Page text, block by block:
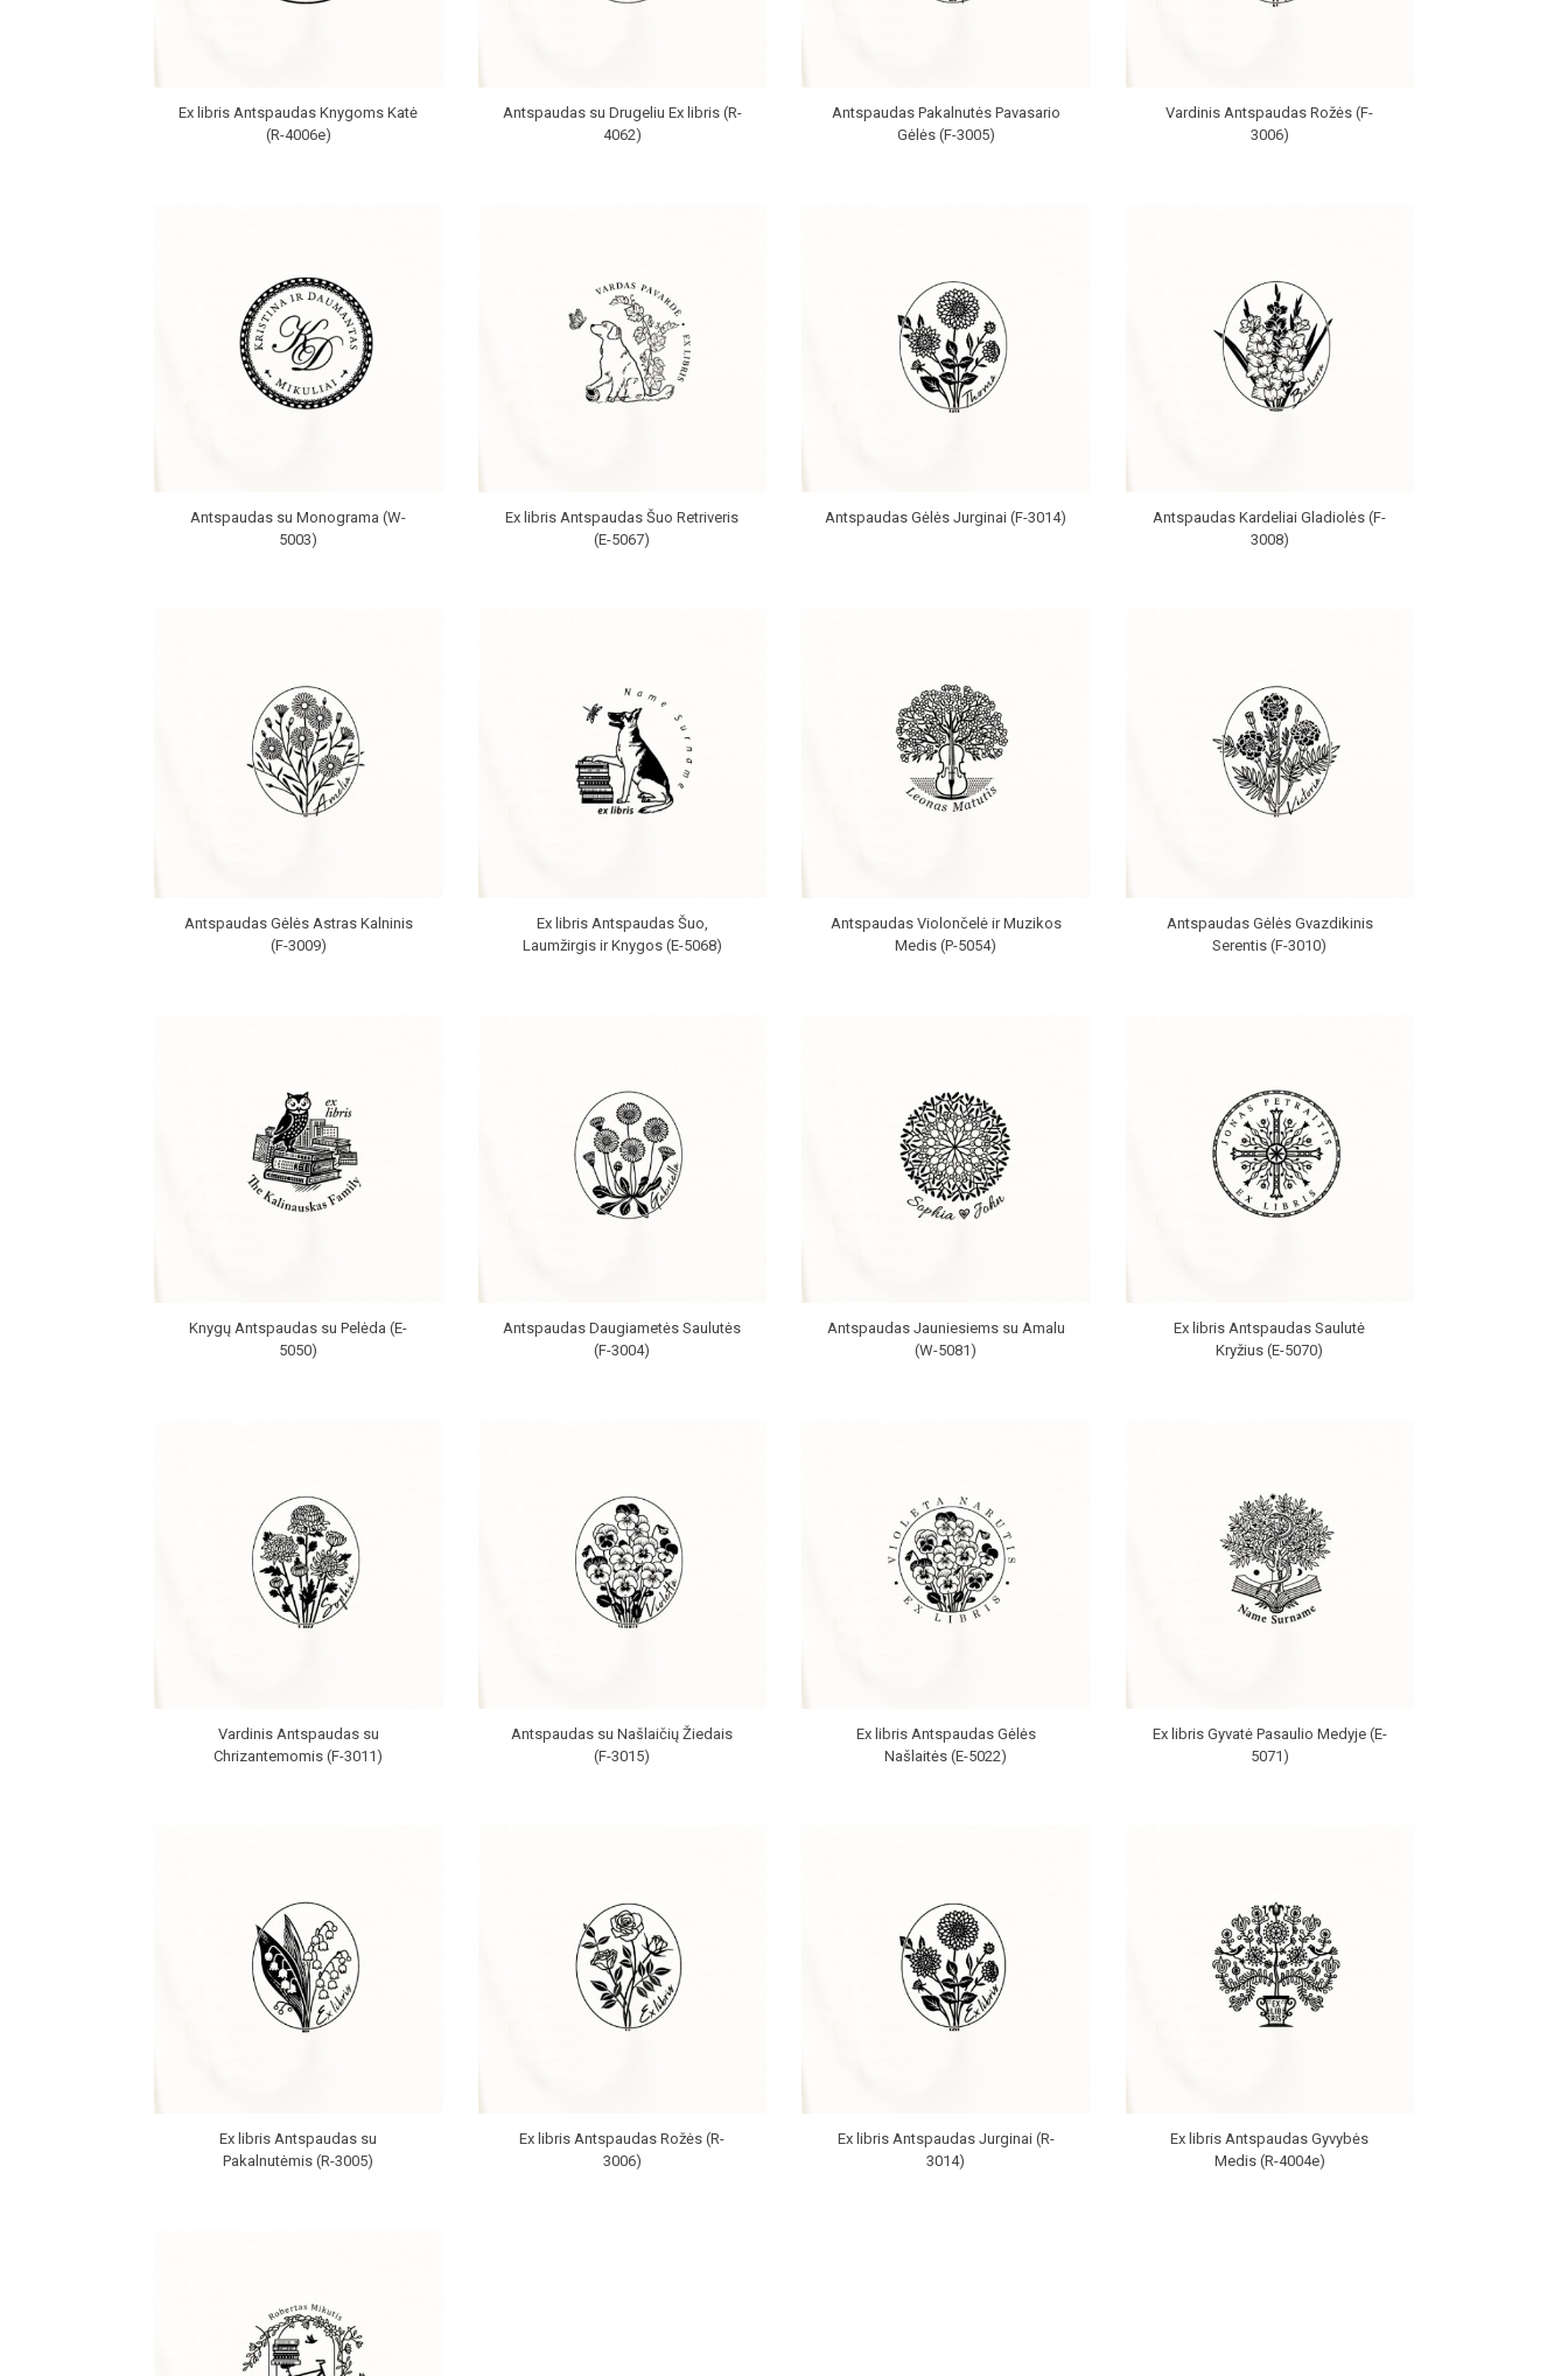
Ex libris Antspaudas Knygoms Katė
(R-4006e)
Antspaudas su Drugeliu Ex libris (R-
4062)
Antspaudas Pakalnutės Pavasario
Gėlės (F-3005)
Vardinis Antspaudas Rožės (F-
3006)
Antspaudas su Monograma (W-
5003)
Ex libris Antspaudas Šuo Retriveris
(E-5067)
Antspaudas Gėlės Jurginai (F-3014)
Antspaudas Kardeliai Gladiolės (F-
3008)
Antspaudas Gėlės Astras Kalninis
(F-3009)
Ex libris Antspaudas Šuo,
Laumžirgis ir Knygos (E-5068)
Antspaudas Violončelė ir Muzikos
Medis (P-5054)
Antspaudas Gėlės Gvazdikinis
Serentis (F-3010)
Knygų Antspaudas su Pelėda (E-
5050)
Antspaudas Daugiametės Saulutės
(F-3004)
Antspaudas Jauniesiems su Amalu
(W-5081)
Ex libris Antspaudas Saulutė
Kryžius (E-5070)
Vardinis Antspaudas su
Chrizantemomis (F-3011)
Antspaudas su Našlaičių Žiedais
(F-3015)
Ex libris Antspaudas Gėlės
Našlaitės (E-5022)
Ex libris Gyvatė Pasaulio Medyje (E-
5071)
Ex libris Antspaudas su
Pakalnutėmis (R-3005)
Ex libris Antspaudas Rožės (R-
3006)
Ex libris Antspaudas Jurginai (R-
3014)
Ex libris Antspaudas Gyvybės
Medis (R-4004e)